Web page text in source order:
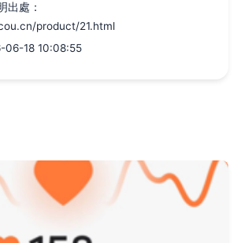
出處：
product/21.html
06-18 10:08:55